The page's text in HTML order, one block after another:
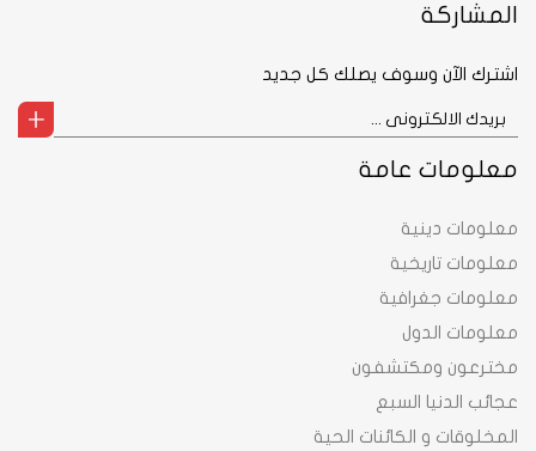
معلومات عامة
معلومات دينية
معلومات تاريخية
معلومات جغرافية
معلومات الدول
مخترعون ومكتشفون
عجائب الدنيا السبع
المخلوقات و الكائنات الحية
المشاركة
اشترك الآن وسوف يصلك كل جديد